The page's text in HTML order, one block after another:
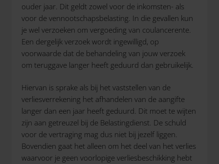
ouder jaar. Dit geldt zowel voor de inkomsten- als
voor de vennootschapsbelasting. In die gevallen kun
je wel verzoeken om vergoeding van coulancerente.
Een dergelijk verzoek wordt ingewilligd, op
voorwaarde dat de behandeling van jouw verzoek
om teruggave langer heeft geduurd dan gebruikelijk.
Hiervan is sprake als bij het vaststellen van de
verliesverrekening het afhandelen van de aangifte
langer dan een jaar heeft geduurd. Dit moet te wijten
zijn aan getreuzel bij de Belastingdienst. De schuld
voor de vertraging mag dus niet bij jezelf liggen.
Bovendien gaat het alleen om het deel van het verlies
waarvoor je geen voorlopige verliesbeschikking hebt